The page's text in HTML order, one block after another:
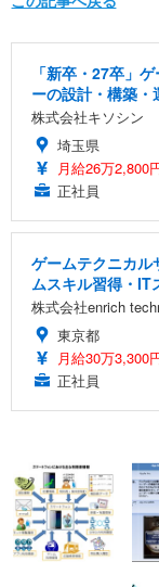
「新卒・27卒」
ーの設計・構築
株式会社キソシン
埼玉県
月給26万2,800
正社員
ゲームテクニカル
ムスキル習得・IT
株式会社enrich
東京都
月給30万3,300
正社員